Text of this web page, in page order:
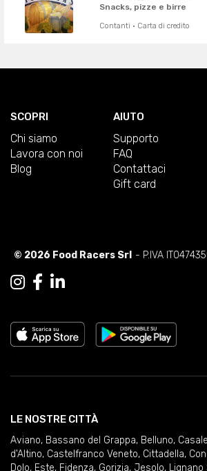
Snacks, pizze e birre
Contanti · Carta di credito
SCOPRI
Chi siamo
Lavora con noi
Blog
AIUTO
Supporto
FAQ
Contattaci
Gift card
© 2026 Food Racers Srl - P.IVA
LE NOSTRE CITTÀ
Aviano, Bassano del Grappa, Belluno,
d'Altino, Castelfranco Veneto, Cittadella,
Dolo, Este, Fidenza, Gorizia, Jesolo, Lignano